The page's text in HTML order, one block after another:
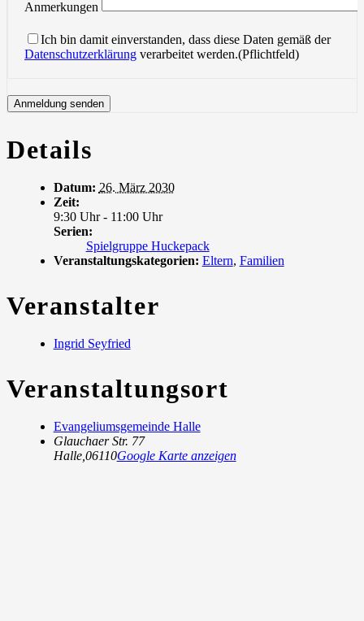
Anmerkungen
Ich bin damit einverstanden, dass diese Daten gemäß der
Datenschutzerklärung verarbeitet werden.(Pflichtfeld)
Details
Datum: 26. März 2030
Zeit:
9:30 Uhr - 11:00 Uhr
Serien:
Spielgruppe Huckepack
Veranstaltungskategorien: Eltern, Familien
Veranstalter
Ingrid Seyfried
Veranstaltungsort
Evangeliumsgemeinde Halle
Glauchaer Str. 77
Halle, 06110Google Karte anzeigen